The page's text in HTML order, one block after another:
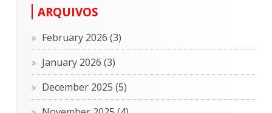
ARQUIVOS
February 2026(3)
January 2026(3)
December 2025(5)